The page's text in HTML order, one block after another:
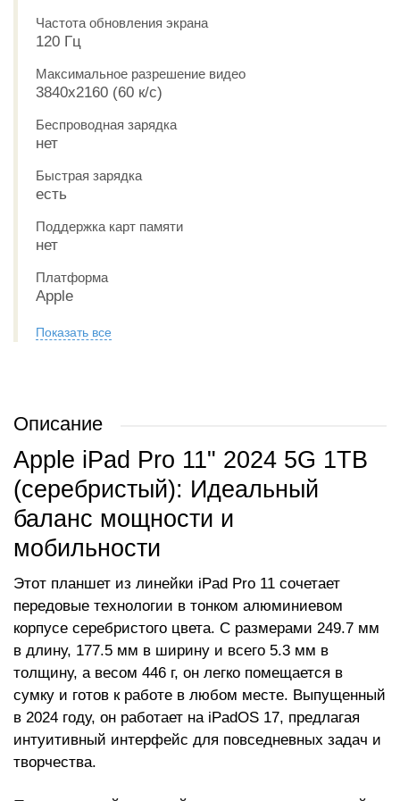
Частота обновления экрана
120 Гц
Максимальное разрешение видео
3840x2160 (60 к/с)
Беспроводная зарядка
нет
Быстрая зарядка
есть
Поддержка карт памяти
нет
Платформа
Apple
Показать все
Описание
Apple iPad Pro 11" 2024 5G 1TB
(серебристый): Идеальный
баланс мощности и
мобильности
Этот планшет из линейки iPad Pro 11 сочетает
передовые технологии в тонком алюминиевом
корпусе серебристого цвета. С размерами 249.7 мм
в длину, 177.5 мм в ширину и всего 5.3 мм в
толщину, а весом 446 г, он легко помещается в
сумку и готов к работе в любом месте. Выпущенный
в 2024 году, он работает на iPadOS 17, предлагая
интуитивный интерфейс для повседневных задач и
творчества.